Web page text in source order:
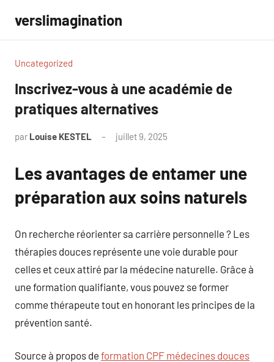
contenu
verslimagination
Uncategorized
Inscrivez-vous à une académie de
pratiques alternatives
par Louise KESTEL juillet 9, 2025
Les avantages de entamer une
préparation aux soins naturels
On recherche réorienter sa carrière personnelle ? Les
thérapies douces représente une voie durable pour
celles et ceux attiré par la médecine naturelle. Grâce à
une formation qualifiante, vous pouvez se former
comme thérapeute tout en honorant les principes de la
prévention santé.
Source à propos de formation CPF médecines douces